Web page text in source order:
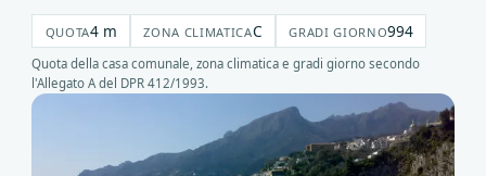
QUOTA4 m ZONA CLIMATICAC GRADI GIORNO994
Quota della casa comunale, zona climatica e gradi giorno secondo
l'Allegato A del DPR 412/1993.